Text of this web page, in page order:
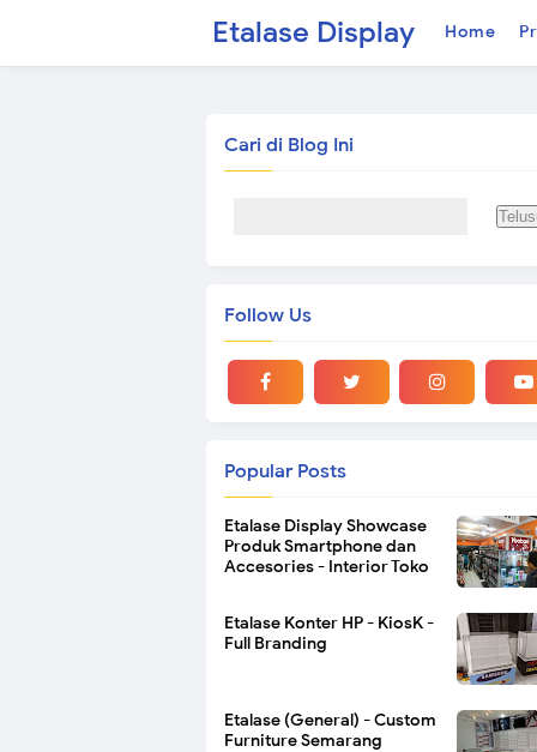
Etalase Display Home
Cari di Blog Ini
Follow Us
Popular Posts
Etalase Display Showcase
Produk Smartphone dan
Accesories - Interior Toko
Etalase Konter HP - KiosK -
Full Branding
Etalase (General) - Custom
Furniture Semarang